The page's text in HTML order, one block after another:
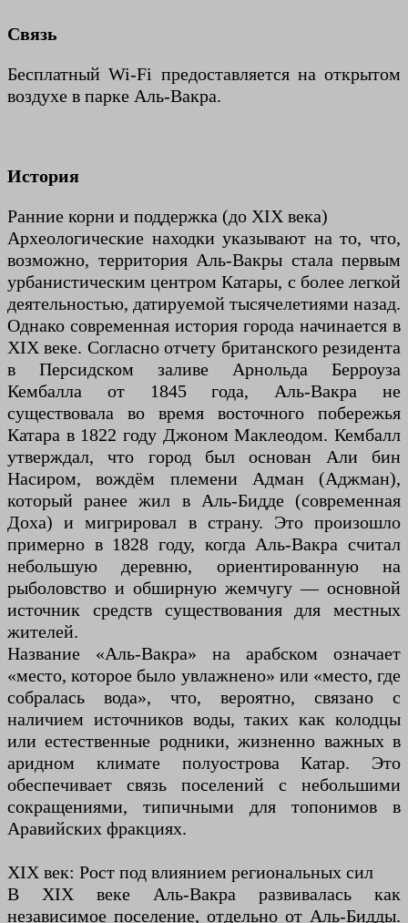
Связь
Бесплатный Wi-Fi предоставляется на открытом
воздухе в парке Аль-Вакра.
История
Ранние корни и поддержка (до XIX века)
Археологические находки указывают на то, что,
возможно, территория Аль-Вакры стала первым
урбанистическим центром Катары, с более легкой
деятельностью, датируемой тысячелетиями назад.
Однако современная история города начинается в
XIX веке. Согласно отчету британского резидента
в Персидском заливе Арнольда Берроуза
Кембалла от 1845 года, Аль-Вакра не
существовала во время восточного побережья
Катара в 1822 году Джоном Маклеодом. Кембалл
утверждал, что город был основан Али бин
Насиром, вождём племени Адман (Аджман),
который ранее жил в Аль-Бидде (современная
Доха) и мигрировал в страну. Это произошло
примерно в 1828 году, когда Аль-Вакра считал
небольшую деревню, ориентированную на
рыболовство и обширную жемчугу — основной
источник средств существования для местных
жителей.
Название «Аль-Вакра» на арабском означает
«место, которое было увлажнено» или «место, где
собралась вода», что, вероятно, связано с
наличием источников воды, таких как колодцы
или естественные родники, жизненно важных в
аридном климате полуострова Катар. Это
обеспечивает связь поселений с небольшими
сокращениями, типичными для топонимов в
Аравийских фракциях.
XIX век: Рост под влиянием региональных сил
В XIX веке Аль-Вакра развивалась как
независимое поселение, отдельно от Аль-Бидды.